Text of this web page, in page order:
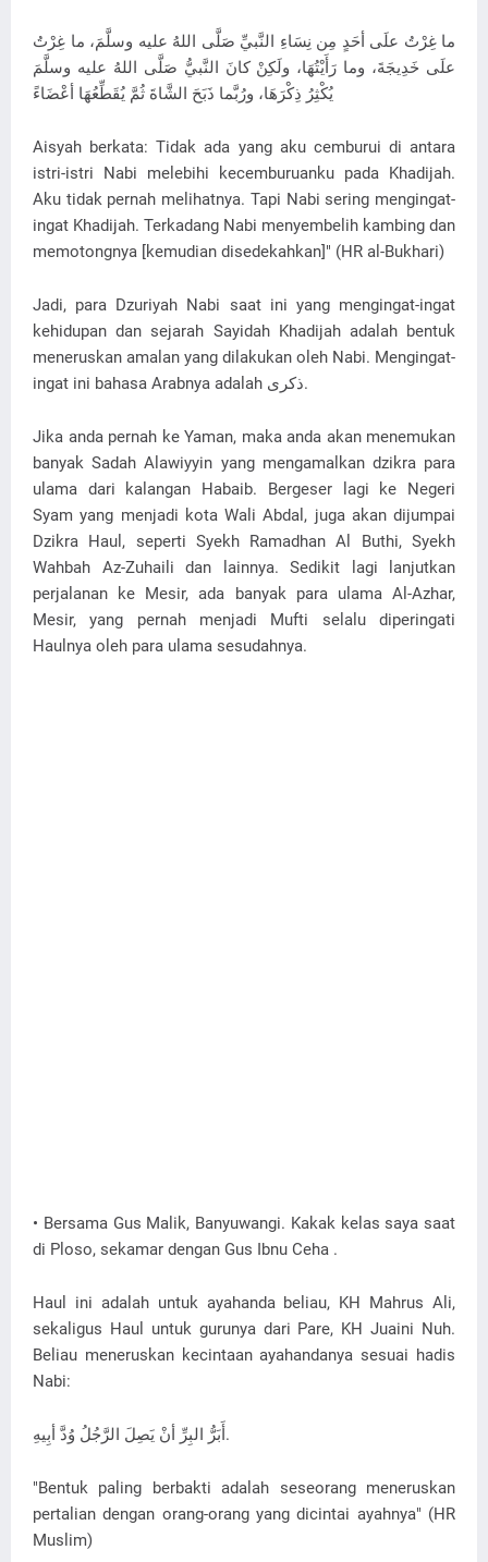
ما غِرْتُ علَى أحَدٍ مِن نِسَاءِ النَّبيِّ صَلَّى اللهُ عليه وسلَّمَ، ما غِرْتُ
علَى خَدِيجَةَ، وما رَأَيْتُهَا، ولَكِنْ كانَ النَّبيُّ صَلَّى اللهُ عليه وسلَّمَ
يُكْثِرُ ذِكْرَهَا، ورُبَّما ذَبَحَ الشَّاةَ ثُمَّ يُقَطِّعُهَا أعْضَاءً
Aisyah berkata: Tidak ada yang aku cemburui di antara
istri-istri Nabi melebihi kecemburuanku pada Khadijah.
Aku tidak pernah melihatnya. Tapi Nabi sering mengingat-
ingat Khadijah. Terkadang Nabi menyembelih kambing dan
memotongnya [kemudian disedekahkan]" (HR al-Bukhari)
Jadi, para Dzuriyah Nabi saat ini yang mengingat-ingat
kehidupan dan sejarah Sayidah Khadijah adalah bentuk
meneruskan amalan yang dilakukan oleh Nabi. Mengingat-
ingat ini bahasa Arabnya adalah ذكرى.
Jika anda pernah ke Yaman, maka anda akan menemukan
banyak Sadah Alawiyyin yang mengamalkan dzikra para
ulama dari kalangan Habaib. Bergeser lagi ke Negeri
Syam yang menjadi kota Wali Abdal, juga akan dijumpai
Dzikra Haul, seperti Syekh Ramadhan Al Buthi, Syekh
Wahbah Az-Zuhaili dan lainnya. Sedikit lagi lanjutkan
perjalanan ke Mesir, ada banyak para ulama Al-Azhar,
Mesir, yang pernah menjadi Mufti selalu diperingati
Haulnya oleh para ulama sesudahnya.
• Bersama Gus Malik, Banyuwangi. Kakak kelas saya saat
di Ploso, sekamar dengan Gus Ibnu Ceha .
Haul ini adalah untuk ayahanda beliau, KH Mahrus Ali,
sekaligus Haul untuk gurunya dari Pare, KH Juaini Nuh.
Beliau meneruskan kecintaan ayahandanya sesuai hadis
Nabi:
أَبَرُّ البِرِّ أنْ يَصِلَ الرَّجُلُ وُدَّ أبِيهِ.
"Bentuk paling berbakti adalah seseorang meneruskan
pertalian dengan orang-orang yang dicintai ayahnya" (HR
Muslim)